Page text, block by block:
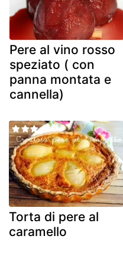
Pere al vino rosso
speziato ( con
panna montata e
cannella)
Torta di pere al
caramello